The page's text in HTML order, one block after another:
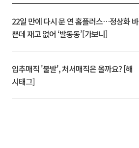
22일 만에 다시 문 연 홈플러스…정상화 바
쁜데 재고 없어 ‘발동동’[가보니]
입추매직 '불발', 처서매직은 올까요? [해
시태그]